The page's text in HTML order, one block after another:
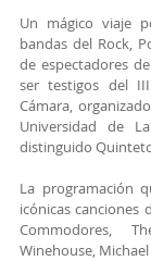
Un mágico viaje
bandas del Rock,
de espectadores
ser testigos del
Cámara,
Universidad de
distinguido
La programación
icónicas canciones
Commodores,
Winehouse,